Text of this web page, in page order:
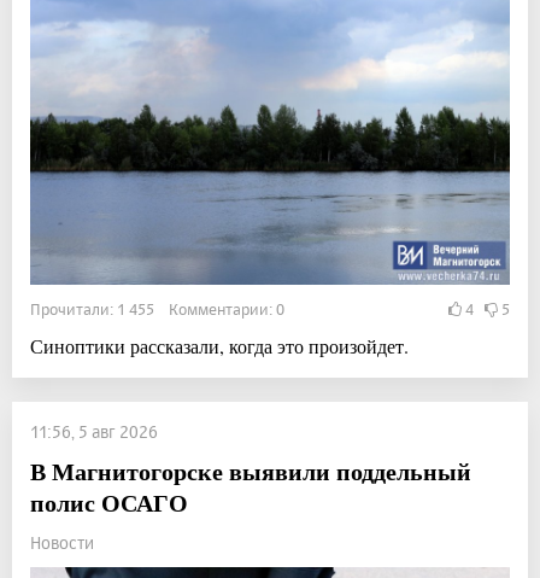
Прочитали: 1 455 Комментарии: 0 4 5
Синоптики рассказали, когда это произойдет.
11:56, 5 авг 2026
В Магнитогорске выявили поддельный
полис ОСАГО
Новости